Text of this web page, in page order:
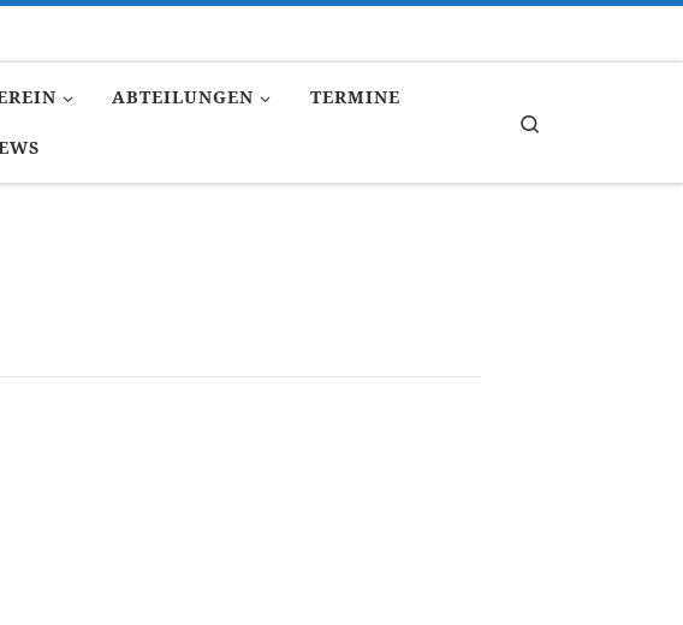
ABTEILUNGEN TERMINE